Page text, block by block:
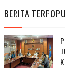
BERITA